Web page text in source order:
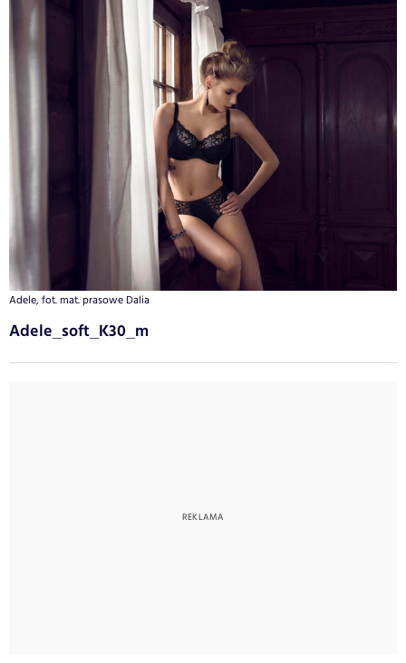
Adele, fot. mat. prasowe Dalia
Adele_soft_K30_m